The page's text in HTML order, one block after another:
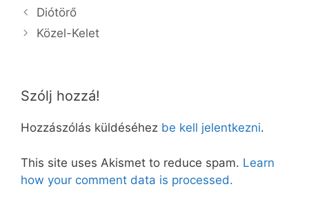
Diótörő
Közel-Kelet
Szólj hozzá!
Hozzászólás küldéséhez be kell jelentkezni.
This site uses Akismet to reduce spam. Learn
how your comment data is processed.